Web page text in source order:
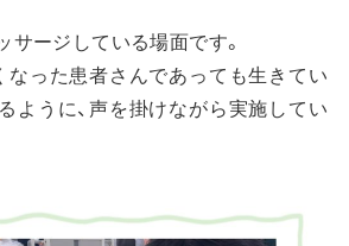
ージしている場面です。
なった患者さんであっても生きてい
ように、声を掛けながら実施してい